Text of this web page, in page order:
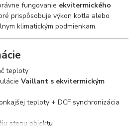
fungovanie ekvitermického
prispôsobuje výkon kotla alebo
klimatickým podmienkam.
teploty
Vaillant s ekvitermickým
teploty + DCF synchronizácia
stenu objektu